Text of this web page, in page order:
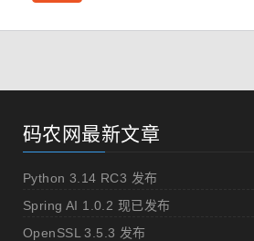
码农网最新文章
Python 3.14 RC3 发布
Spring AI 1.0.2 现已发布
OpenSSL 3.5.3 发布